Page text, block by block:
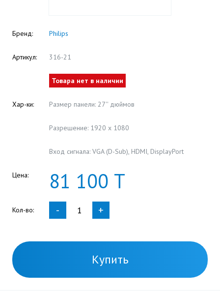
Бренд: Philips
Артикул: 316-21
Товара нет в наличии
Хар-ки: Размер панели: 27'' дюймов
Разрешение: 1920 x 1080
Вход сигнала: VGA (D-Sub), HDMI, DisplayPort
Цена: 81 100 Т
Кол-во: - +
Купить